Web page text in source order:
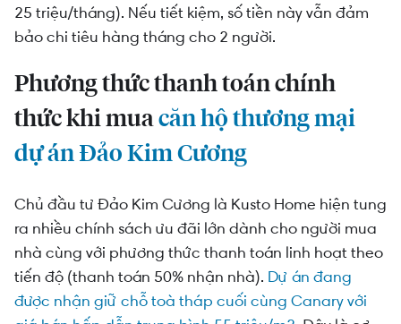
25 triệu/tháng). Nếu tiết kiệm, số tiền này vẫn đảm
bảo chi tiêu hàng tháng cho 2 người.
Phương thức thanh toán chính
thức khi muacăn hộ thương mại
dự án Đảo Kim Cương
Chủ đầu tư Đảo Kim Cương là Kusto Home hiện tung
ra nhiều chính sách ưu đãi lớn dành cho người mua
nhà cùng với phương thức thanh toán linh hoạt theo
tiến độ (thanh toán 50% nhận nhà). Dự án đang
được nhận giữ chỗ toà tháp cuối cùng Canary với